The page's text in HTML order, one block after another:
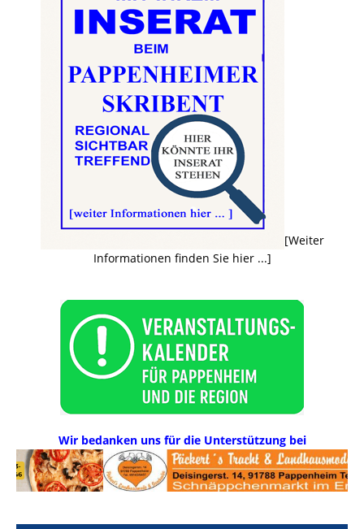
[Weiter
Informationen finden Sie hier ...]
Wir bedanken uns für die Unterstützung bei